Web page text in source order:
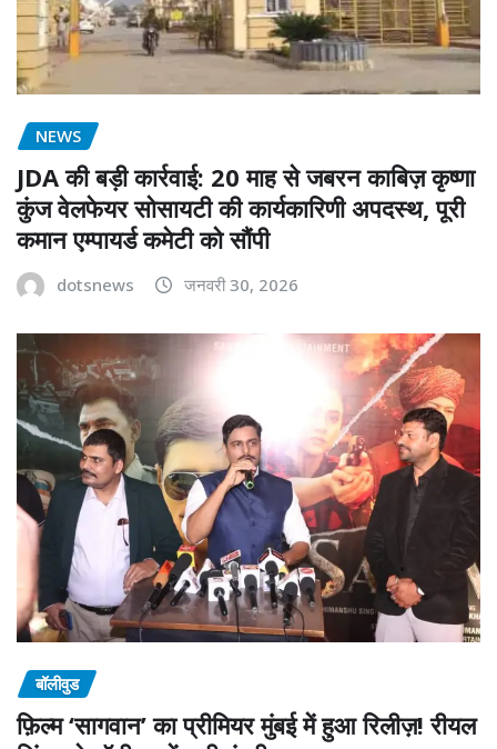
NEWS
JDA की बड़ी कार्रवाई: 20 माह से जबरन काबिज़ कृष्णा
कुंज वेलफेयर सोसायटी की कार्यकारिणी अपदस्थ, पूरी
कमान एम्पायर्ड कमेटी को सौंपी
dotsnews जनवरी 30, 2026
बॉलीवुड
फ़िल्म ‘सागवान’ का प्रीमियर मुंबई में हुआ रिलीज़! रीयल